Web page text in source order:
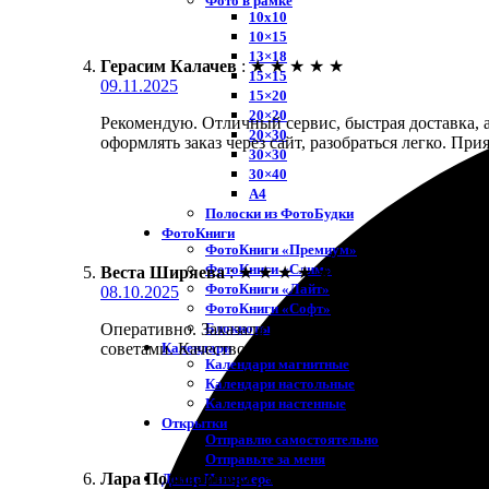
10х10
10×15
13×18
15×15
15×20
20×20
20×30
30×30
30×40
A4
Полоски из ФотоБудки
ФотоКниги
ФотоКниги «Премиум»
ФотоКниги «Слим»
ФотоКниги «Лайт»
ФотоКниги «Софт»
Блокноты
Календари
Календари магнитные
Календари настольные
Календари настенные
Открытки
Отправлю самостоятельно
Отправьте за меня
Декор Интерьера
Герасим Калачев : ★ ★ ★ ★ ★
09.11.2025
Рекомендую. Отличный сервис, быстрая доставка,
оформлять заказ через сайт, разобраться легко.
Веста Ширяева : ★ ★ ★ ★ ★
08.10.2025
Оперативно. Заказала печать фото 20х20 в
советами. Качество удивило, цвета яркие и
Лара Поликарпова : ★